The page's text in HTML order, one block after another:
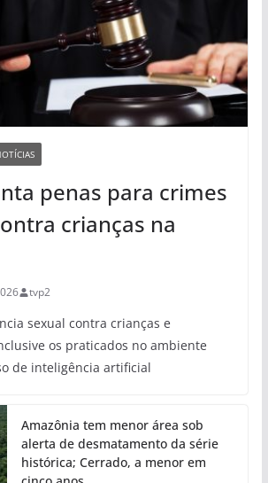
penas para crimes
crianças na
tvp2
sexual contra crianças e
os praticados no ambiente
de inteligência artificial
Amazônia tem menor área sob
alerta de desmatamento da série
histórica; Cerrado, a menor em